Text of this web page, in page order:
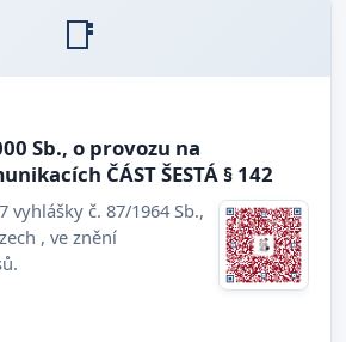
📑
Sb., o provozu na
ČÁST ŠESTÁ § 142
vyhlášky č. 87/1964 Sb.,
, ve znění